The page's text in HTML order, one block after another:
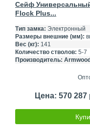
Сейф
Flock Plus...
Тип замка: Электронный
Размеры внешние (мм):
Вес (кг): 141
Количество стволов: 5-7
Производитель:
Цена: 570 287